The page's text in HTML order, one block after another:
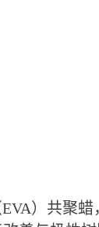
） 共聚蜡